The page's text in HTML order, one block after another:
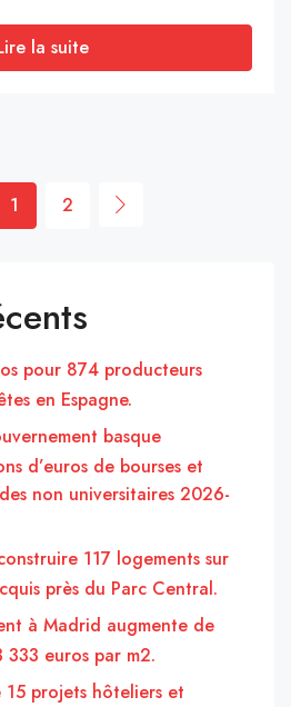
la suite
1 2
pour 874 producteurs
en Espagne.
basque
d’euros de bourses et
non universitaires 2026-
117 logements sur
près du Parc Central.
à Madrid augmente de
euros par m2.
15 projets hôteliers et